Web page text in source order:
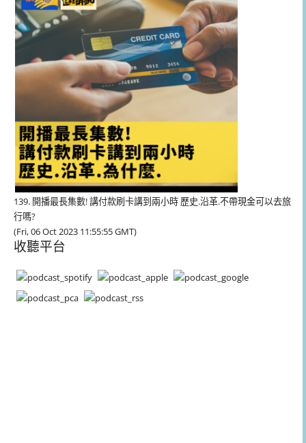
器
139. 開播最長集數! 講付款刷卡講到兩小時 歷史.沿革.不帶現金可以去旅
行嗎?
(Fri, 06 Oct 2023 11:55:55 GMT)
收聽平台